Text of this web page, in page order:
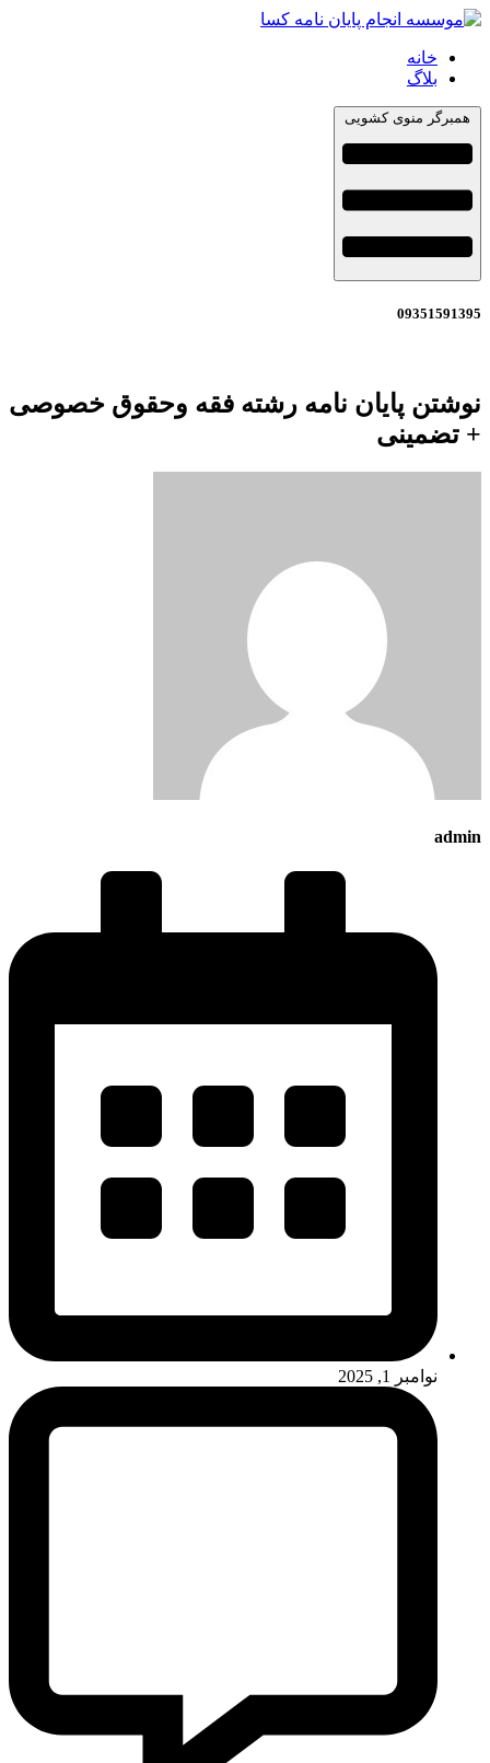
خانه
بلاگ
همبرگر منوی کشویی
09351591395
نوشتن پایان نامه رشته فقه وحقوق خصوصی
+ تضمینی
admin
نوامبر 1, 2025